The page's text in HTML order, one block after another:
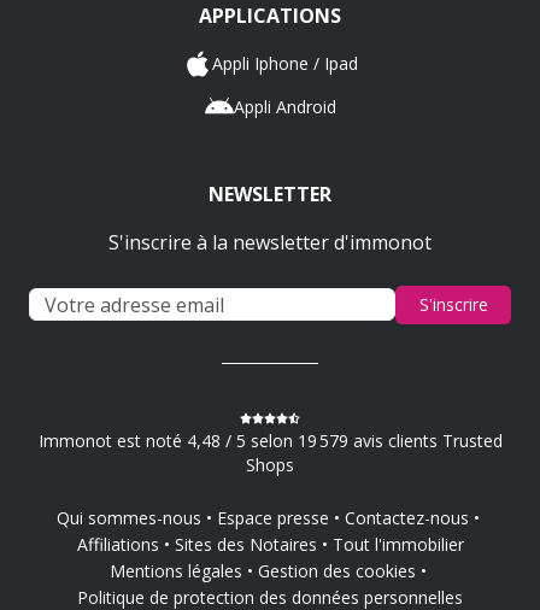
APPLICATIONS
Appli Iphone / Ipad
Appli Android
NEWSLETTER
S'inscrire à la newsletter d'immonot
S'inscrire
Immonot est noté 4,48 / 5 selon 19 579 avis clients Trusted
Shops
Qui sommes-nous Espace presse
Contactez-nous
Affiliations
Sites des Notaires
Tout l'immobilier
Mentions légales
Gestion des cookies
Politique de protection des données personnelles